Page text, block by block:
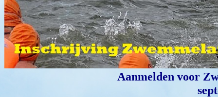
Aanmelden voor